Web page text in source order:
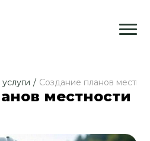
/ Создание планов
местности